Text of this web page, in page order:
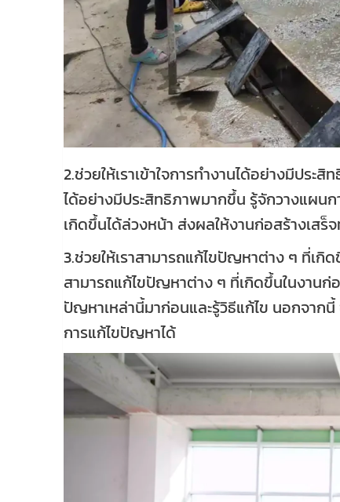
2.ช่วยให้เราเข้าใจการทำงานได้อย่างมีประ
ได้อย่างมีประสิทธิภาพมากขึ้น รู้จักวางแผ
เกิดขึ้นได้ล่วงหน้า ส่งผลให้งานก่อสร้างเส
3.ช่วยให้เราสามารถแก้ไขปัญหาต่าง ๆ ที่เกิ
สามารถแก้ไขปัญหาต่าง ๆ ที่เกิดขึ้นในงานก่
ปัญหาเหล่านี้มาก่อนและรู้วิธีแก้ไข นอกจาก
การแก้ไขปัญหาได้